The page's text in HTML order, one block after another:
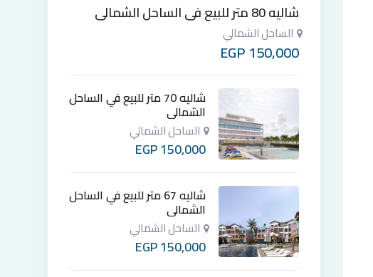
شاليه 80 متر للبيع في الساحل الشمالي
الساحل الشمالي
EGP150,000
شاليه 70 متر للبيع في الساحل
الشمالي
الساحل الشمالي
EGP150,000
شاليه 67 متر للبيع في الساحل
الشمالي
الساحل الشمالي
EGP150,000